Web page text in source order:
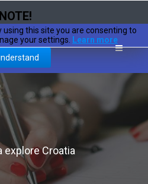
NOTE!
using this site you are consenting to
your settings.
Learn more
explore Croatia